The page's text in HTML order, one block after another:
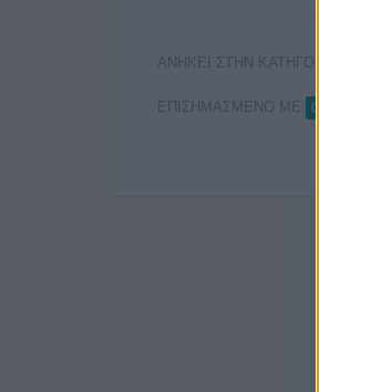
ΑΝΗΚΕΙ ΣΤΗΝ ΚΑΤΗΓΟΡΙΑ:
ΕΠΙΣΗΜΑΣΜΕΝΟ ΜΕ: GLOMEX